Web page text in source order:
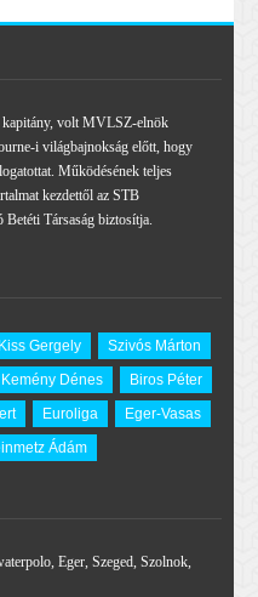
kapitány, volt MVLSZ-elnök
i világbajnokság előtt, hogy
Működésének teljes
kezdettől az STB
Társaság biztosítja.
Kiss Gergely
Szivós Márton
Kemény Dénes
Biros Péter
Euroliga
Eger-Vasas
Ádám
, Eger, Szeged, Szolnok,